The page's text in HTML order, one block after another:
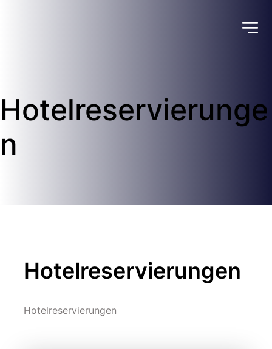
Hotelreservierunge
n
Hotelreservierungen
Hotelreservierungen